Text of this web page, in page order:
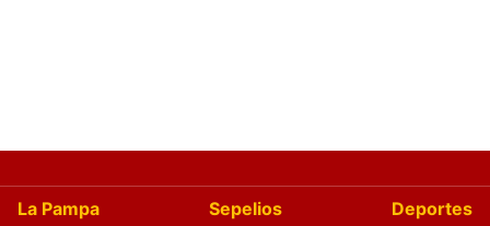
La Pampa Sepelios
Deportes